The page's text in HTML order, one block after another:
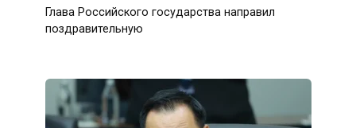
Глава Российского государства направил
поздравительную